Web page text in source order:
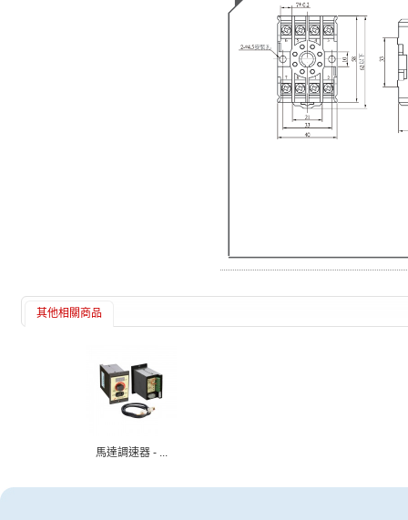
其他相關商品
馬達調速器 - ...